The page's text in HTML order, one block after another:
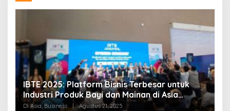
IBTE 2025: Platform Bisnis Terbesar untuk
Industri Produk Bayi dan Mainan di Asia
Tenggara
Di Asia, Business | Agustus 21, 2025